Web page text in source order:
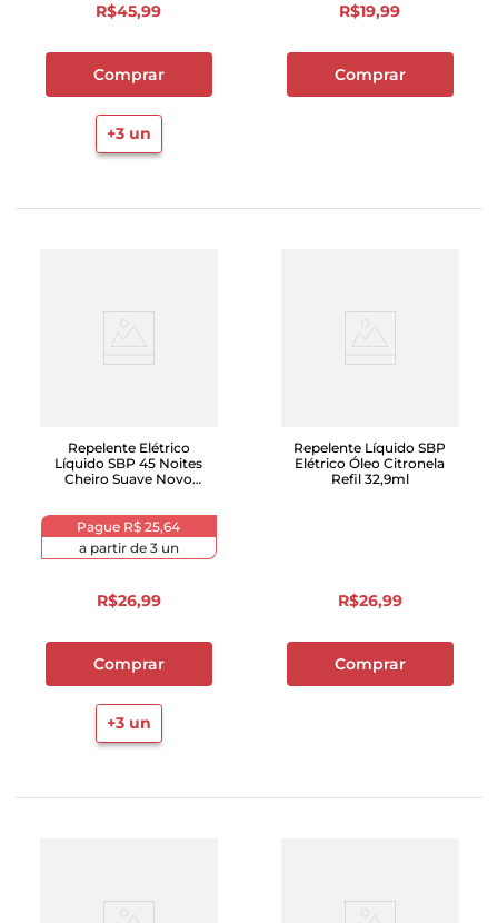
R$45,99
Comprar
+3un
R$19,99
Comprar
Repelente Elétrico
Líquido SBP 45 Noites
Cheiro Suave Novo
Pague R$ 25,64
a partir de 3un
R$26,99
Comprar
+3un
Repelente Líquido SBP
Elétrico Óleo Citronela
Refil 32,9ml
R$26,99
Comprar